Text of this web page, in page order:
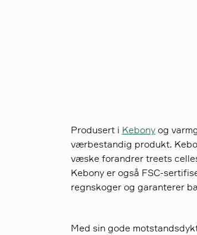
Produsert i Kebonyog
værbestandig produkt.
væske forandrer treets
Kebony er også FSC-
regnskoger og garanterer
Med sin gode